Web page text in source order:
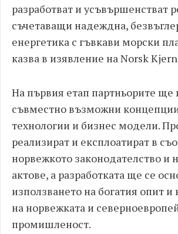
разработват и усъвършенстват
съчетаващи надеждна,
енергетика с гъвкави морски
казва в изявление на Norsk
На първия етап партньорите ще
съвместно възможни
технологии и бизнес модели.
реализират и експлоатират в
норвежкото законодателство и
актове, а разработката ще се
използването на богатия опит
на норвежката и
промишленост.